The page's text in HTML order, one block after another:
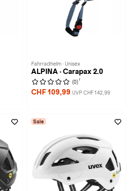
Fahrradhelm · Unisex
ALPINA · Carapax 2.0
(0) 1
CHF 109,99 UVP CHF 142,99
Sale